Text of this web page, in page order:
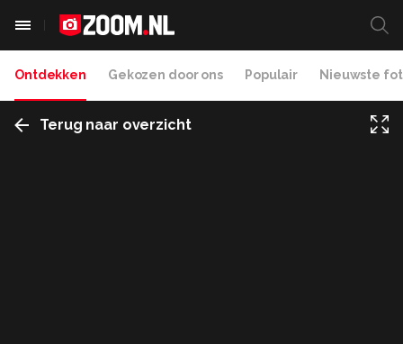
Ontdekken Gekozen door ons Populair Nieuwste
Terug naar overzicht